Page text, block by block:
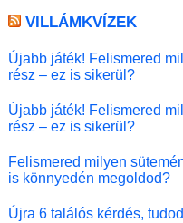
VILLÁMKVÍZEK
Újabb játék! Felismered
rész – ez is sikerül?
Újabb játék! Felismered
rész – ez is sikerül?
Felismered milyen
is könnyedén megoldod?
Újra 6 találós kérdés,